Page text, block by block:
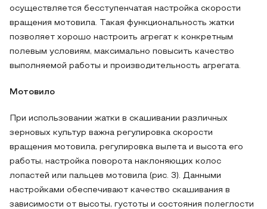
осуществляется бесступенчатая настройка скорости
вращения мотовила. Такая функциональность жатки
позволяет хорошо настроить агрегат к конкретным
полевым условиям, максимально повысить качество
выполняемой работы и производительность агрегата.
Мотовило
При использовании жатки в скашивании различных
зерновых культур важна регулировка скорости
вращения мотовила, регулировка вылета и высота его
работы, настройка поворота наклоняющих колос
лопастей или пальцев мотовила (рис. 3). Данными
настройками обеспечивают качество скашивания в
зависимости от высоты, густоты и состояния полеглости